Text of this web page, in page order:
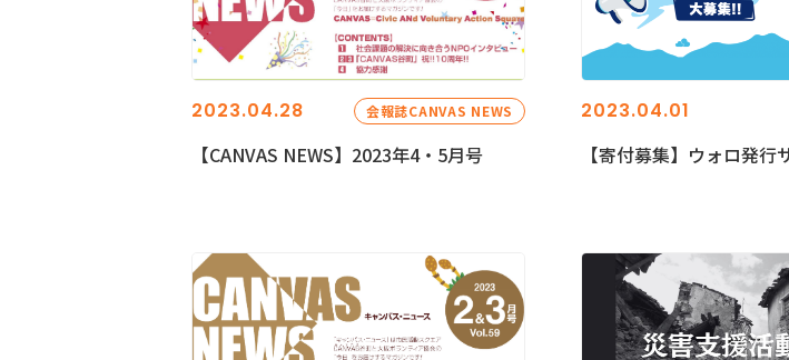
2023.04.28 会報誌CANVAS NEWS
【CANVAS NEWS】2023年4・5月号
2023.04.01
【寄付募集】ウォロ発行